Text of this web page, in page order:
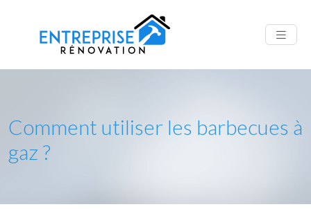
Comment utiliser les barbecues à
gaz ?